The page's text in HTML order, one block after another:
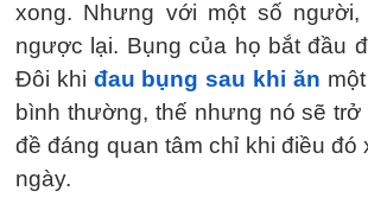
xong. Nhưng với một số người,
ngược lại. Bụng của họ bắt đầu
Đôi khi đau bụng sau khi ăn
bình thường, thế nhưng nó sẽ trở
đề đáng quan tâm chỉ khi điều đó
ngày.